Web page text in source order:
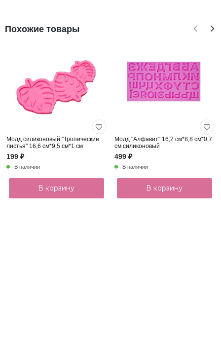
Похожие товары
Молд силиконовый "Тропические
листья" 16,6 см*9,5 см*1 см
199 ₽
В наличии
В корзину
Молд "Алфавит" 16,2 см*8,8 см*0,7
см силиконовый
499 ₽
В наличии
В корзину